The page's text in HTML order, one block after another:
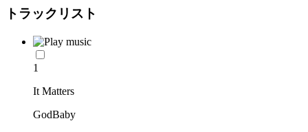
トラックリスト
1
It Matters
GodBaby